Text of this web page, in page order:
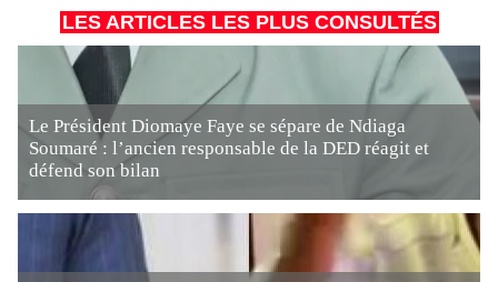
LES ARTICLES LES PLUS CONSULTÉS
Le Président Diomaye Faye se sépare de Ndiaga
Soumaré : l’ancien responsable de la DED réagit et
défend son bilan